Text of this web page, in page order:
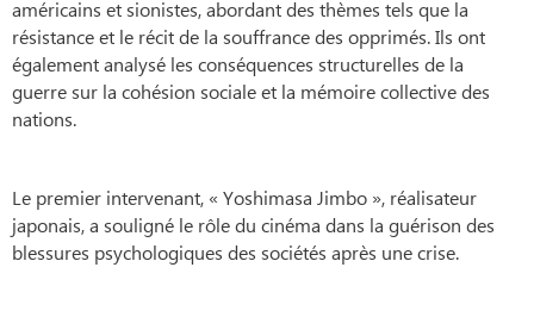
américains et sionistes, abordant des thèmes tels que la
résistance et le récit de la souffrance des opprimés. Ils ont
également analysé les conséquences structurelles de la
guerre sur la cohésion sociale et la mémoire collective des
nations.
Le premier intervenant, « Yoshimasa Jimbo », réalisateur
japonais, a souligné le rôle du cinéma dans la guérison des
blessures psychologiques des sociétés après une crise.